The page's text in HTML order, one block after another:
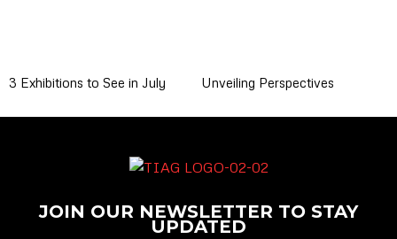
3 Exhibitions to See in July Unveiling Perspectives
JOIN OUR NEWSLETTER TO STAY
UPDATED